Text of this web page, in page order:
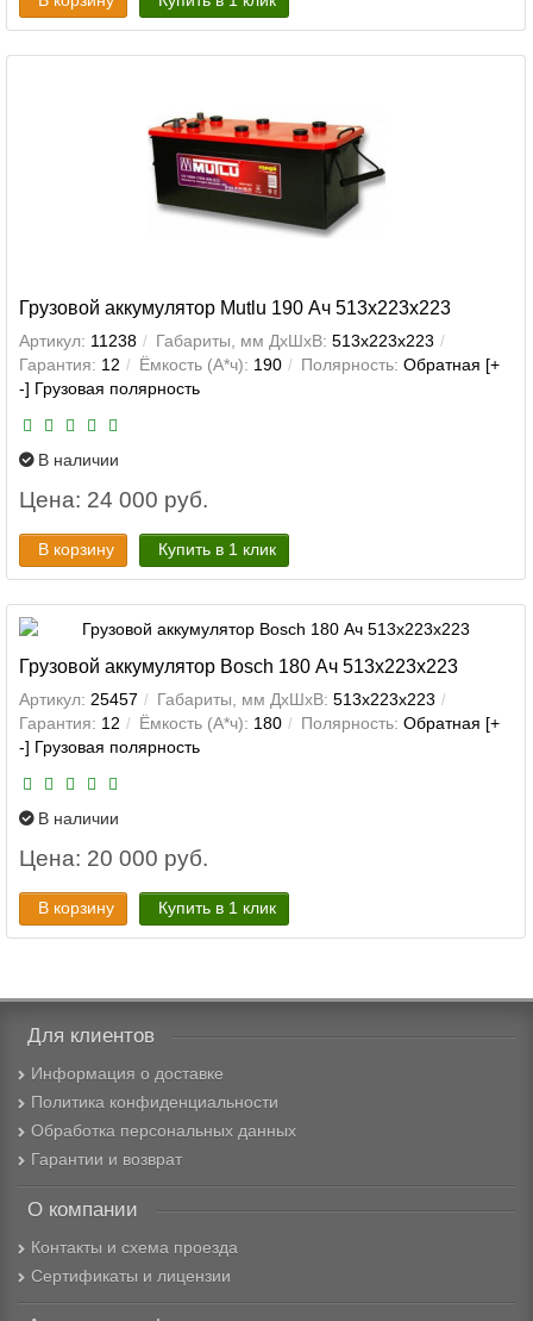
Грузовой аккумулятор Mutlu 190 Ач 513x223x223
Артикул: 11238 Габариты, мм ДхШхВ: 513x223x223
Гарантия: 12 Ёмкость (А*ч): 190 Полярность: Обратная [+
-] Грузовая полярность
В наличии
Цена: 24 000 руб.
В корзину Купить в 1 клик
Грузовой аккумулятор Bosch 180 Ач 513x223x223
Артикул: 25457 Габариты, мм ДхШхВ: 513x223x223
Гарантия: 12 Ёмкость (А*ч): 180 Полярность: Обратная [+
-] Грузовая полярность
В наличии
Цена: 20 000 руб.
В корзину Купить в 1 клик
Для клиентов
Информация о доставке
Политика конфиденциальности
Обработка персональных данных
Гарантии и возврат
О компании
Контакты и схема проезда
Сертификаты и лицензии